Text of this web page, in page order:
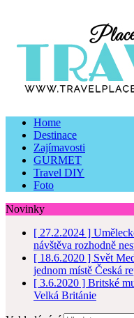
Home
Destinace
Zajímavosti
GURMET
Travel DIY
Foto
Novinky
[ 27.2.2024 ]
návštěva rozhodně
[ 18.6.2020 ] Svět
jednom místě Česká
[ 3.6.2020 ] Britské
Velká Británie